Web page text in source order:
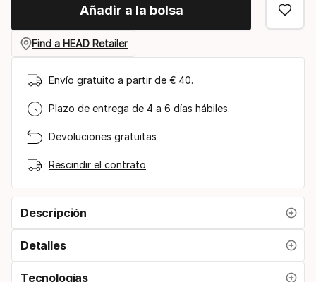
Añadir a la bolsa
Find a HEAD Retailer
Envío gratuito a partir de € 40.
Plazo de entrega de 4 a 6 días hábiles.
Devoluciones gratuitas
Rescindir el contrato
Descripción
Detalles
Tecnologías